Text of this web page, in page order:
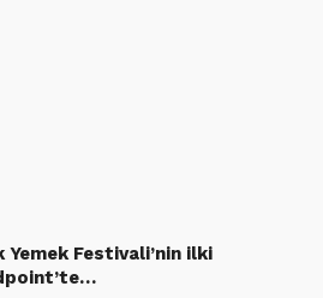
Yemek Festivali’nin ilki